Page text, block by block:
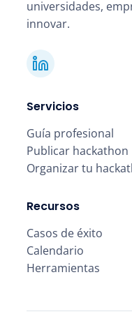
universidades,
innovar.
Servicios
Guía profesional
Publicar hackathon
Organizar tu
Recursos
Casos de éxito
Calendario
Herramientas